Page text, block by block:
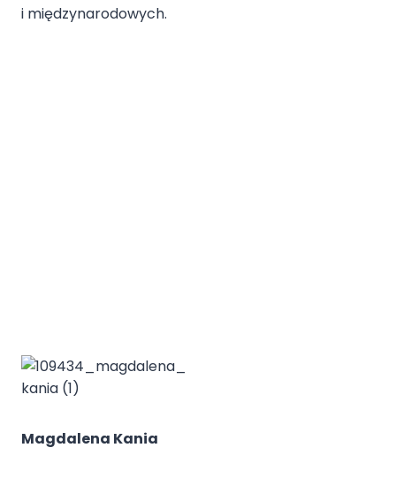
i międzynarodowych.
Magdalena Kania